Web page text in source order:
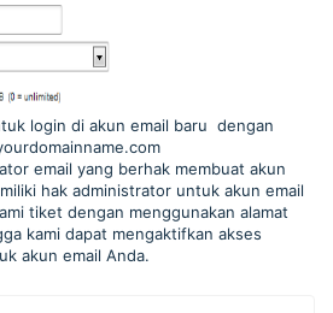
login di akun email baru dengan
email yang berhak membuat akun
hak administrator untuk akun email
tiket dengan menggunakan alamat
kami dapat mengaktifkan akses
akun email Anda.